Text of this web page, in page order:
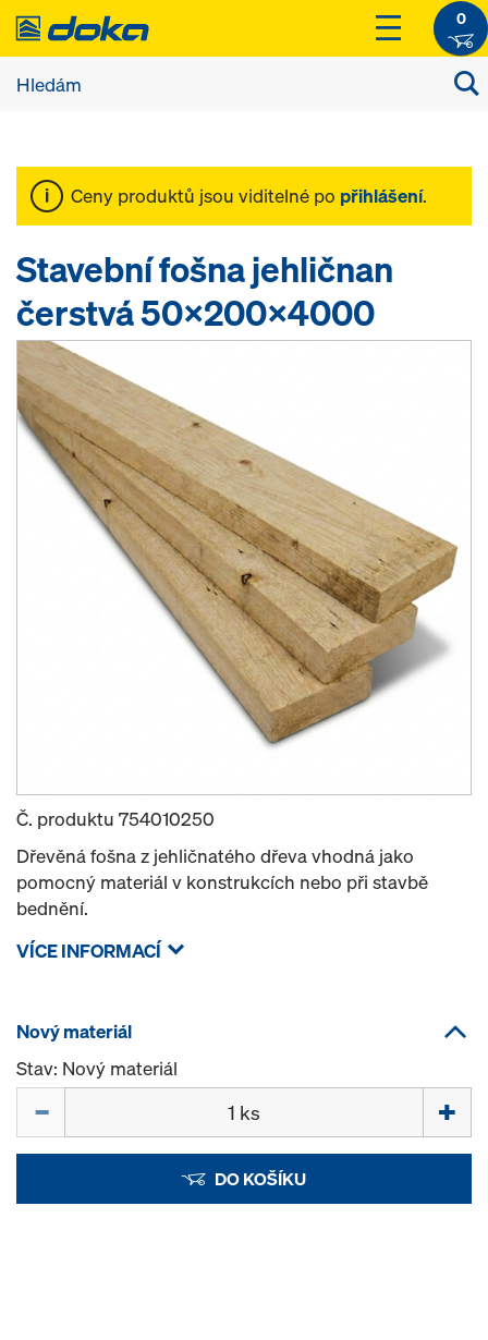
0
Ceny produktů jsou viditelné po přihlášení.
Stavební fošna jehličnan
čerstvá 50x200x4000
Č. produktu 754010250
Dřevěná fošna z jehličnatého dřeva vhodná jako
pomocný materiál v konstrukcích nebo při stavbě
bednění.
VÍCE INFORMACÍ
Nový materiál
Stav: Nový materiál
DO KOŠÍKU